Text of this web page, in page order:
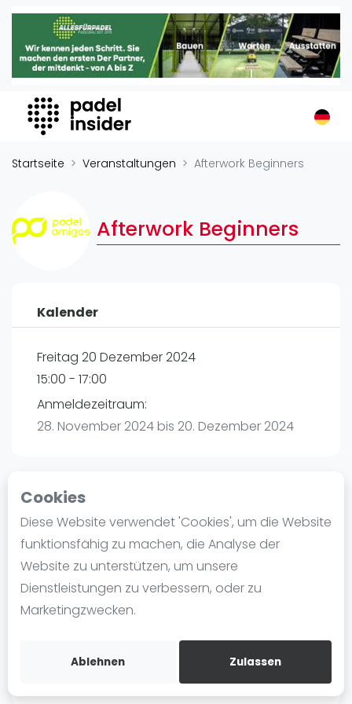
Cookies
Diese Website verwendet 'Cookies', um die Website
funktionsfähig zu machen, die Analyse der
Website zu unterstützen, um unsere
Dienstleistungen zu verbessern, oder zu
Marketingzwecken.
Ablehnen Zulassen
Padel Insider
Home
Organisationen
Buchungssysteme
Padel-Shops
Verschiedenes
International
Ranking
Männer
Frauen
Blog
Die Geschichte von Padel
Regeln und Punktzählung
Padel Schläge
Video
Startseite Veranstaltungen Afterwork Beginners
Afterwork Beginners
Kalender
Freitag 20 Dezember 2024
15:00 - 17:00
Anmeldezeitraum:
28. November 2024 bis 20. Dezember 2024
Playtomic
Padel amigos Hamburg-Halstenbek |
Halstenbek
Am Bahndamm 88
25469Halstenbek
playtomic.io